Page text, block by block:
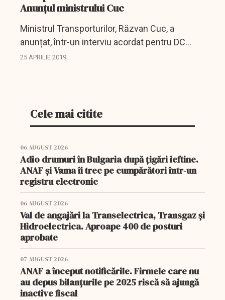
Anunțul ministrului Cuc
Ministrul Transporturilor, Răzvan Cuc, a
anunțat, într-un interviu acordat pentru DC
News, că aeroportul Băneasa va fi redeschis
25 APRILIE 2019
Cele mai citite
06 AUGUST 2026
Adio drumuri în Bulgaria după țigări ieftine.
ANAF și Vama îi trec pe cumpărători într-un
registru electronic
06 AUGUST 2026
Val de angajări la Transelectrica, Transgaz și
Hidroelectrica. Aproape 400 de posturi
aprobate
07 AUGUST 2026
ANAF a început notificările. Firmele care nu
au depus bilanțurile pe 2025 riscă să ajungă
inactive fiscal